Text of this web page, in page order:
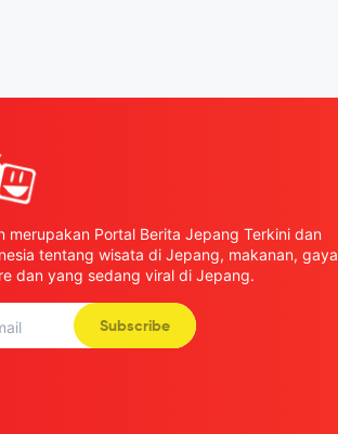
merupakan Portal Berita Jepang Terkini dan
tentang wisata di Jepang, makanan, gaya
dan yang sedang viral di Jepang.
Subscribe